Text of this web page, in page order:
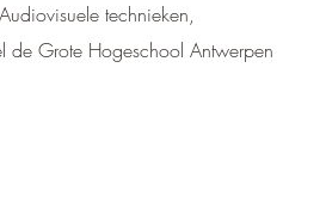
technieken,
de Grote Hogeschool Antwerpen